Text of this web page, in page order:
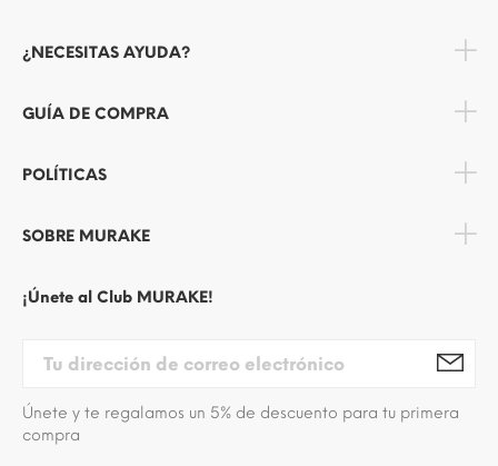
¿NECESITAS AYUDA?
GUÍA DE COMPRA
POLÍTICAS
SOBRE MURAKE
¡Únete al Club MURAKE!
Únete y te regalamos un 5% de descuento para tu primera
compra